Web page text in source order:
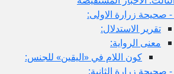
تقرير الاستدلال:
معنى الرواية:
كون اللام في «اليقين» للجنس: